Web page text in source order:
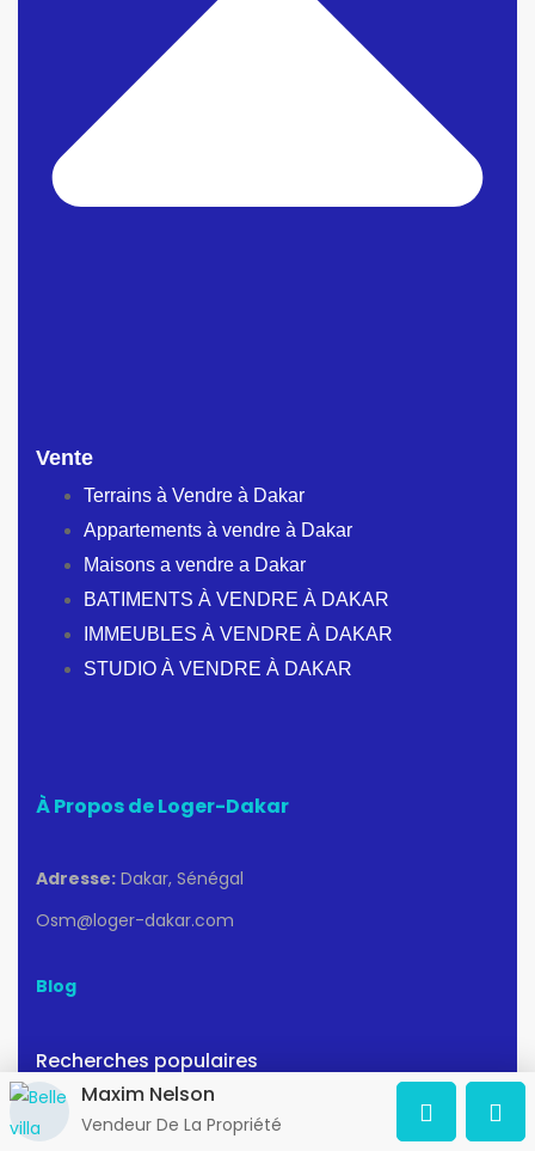
Vente
Terrains à Vendre à Dakar
Appartements à vendre à Dakar
Maisons a vendre a Dakar
BATIMENTS À VENDRE À DAKAR
IMMEUBLES À VENDRE À DAKAR
STUDIO À VENDRE À DAKAR
À Propos de Loger-Dakar
Adresse: Dakar, Sénégal
Osm@loger-dakar.com
Blog
Recherches populaires
Appartements a louer a Dakar
Maxim Nelson
Vendeur De La Propriété